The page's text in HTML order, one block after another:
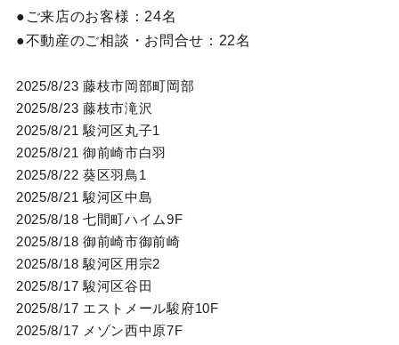
ご来店のお客様： 24名
不動産のご相談・お問合せ： 22名
2025/8/23 藤枝市岡部町岡部
2025/8/23 藤枝市滝沢
2025/8/21 駿河区丸子1
2025/8/21 御前崎市白羽
2025/8/22 葵区羽鳥1
2025/8/21 駿河区中島
2025/8/18 七間町ハイム9F
2025/8/18 御前崎市御前崎
2025/8/18 駿河区用宗2
2025/8/17 駿河区谷田
2025/8/17 エストメール駿府10F
2025/8/17 メゾン西中原7F